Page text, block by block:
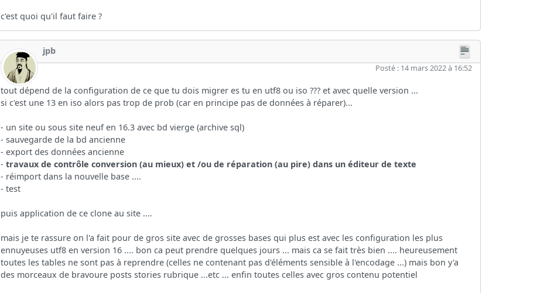
c'est quoi qu'il faut faire ?
jpb
Posté : 14 mars 2022 à 16:52
tout dépend de la configuration de ce que tu dois migrer es tu en utf8 ou iso ??? et avec quelle version ...
si c'est une 13 en iso alors pas trop de prob (car en principe pas de données à réparer)...
- un site ou sous site neuf en 16.3 avec bd vierge (archive sql)
- sauvegarde de la bd ancienne
- export des données ancienne
-travaux de contrôle conversion (au mieux) et /ou de réparation (au pire) dans un éditeur de texte
- réimport dans la nouvelle base ....
- test
puis application de ce clone au site ....
mais je te rassure on l'a fait pour de gros site avec de grosses bases qui plus est avec les configuration les plus
ennuyeuses utf8 en version 16 .... bon ca peut prendre quelques jours ... mais ca se fait très bien .... heureusement
toutes les tables ne sont pas à reprendre (celles ne contenant pas d'éléments sensible à l'encodage ...) mais bon y'a
des morceaux de bravoure posts stories rubrique ...etc ... enfin toutes celles avec gros contenu potentiel